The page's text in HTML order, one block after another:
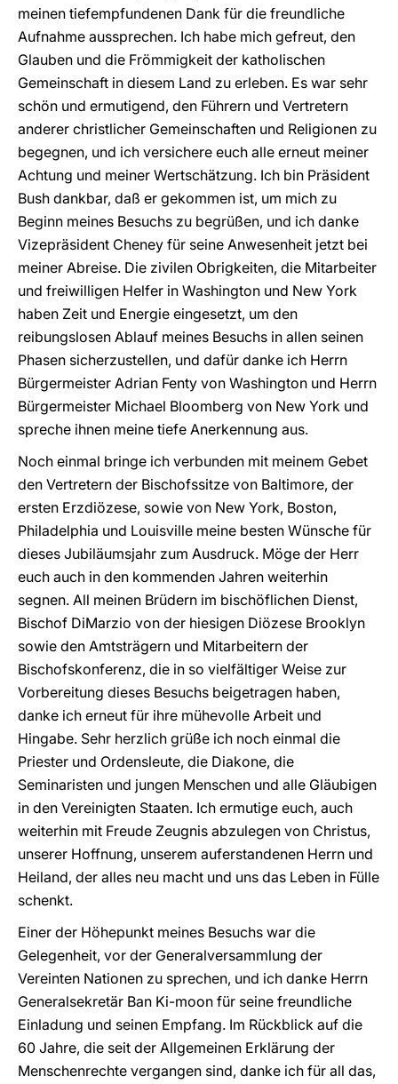
meinen tiefempfundenen Dank für die freundliche
Aufnahme aussprechen. Ich habe mich gefreut, den
Glauben und die Frömmigkeit der katholischen
Gemeinschaft in diesem Land zu erleben. Es war sehr
schön und ermutigend, den Führern und Vertretern
anderer christlicher Gemeinschaften und Religionen zu
begegnen, und ich versichere euch alle erneut meiner
Achtung und meiner Wertschätzung. Ich bin Präsident
Bush dankbar, daß er gekommen ist, um mich zu
Beginn meines Besuchs zu begrüßen, und ich danke
Vizepräsident Cheney für seine Anwesenheit jetzt bei
meiner Abreise. Die zivilen Obrigkeiten, die Mitarbeiter
und freiwilligen Helfer in Washington und New York
haben Zeit und Energie eingesetzt, um den
reibungslosen Ablauf meines Besuchs in allen seinen
Phasen sicherzustellen, und dafür danke ich Herrn
Bürgermeister Adrian Fenty von Washington und Herrn
Bürgermeister Michael Bloomberg von New York und
spreche ihnen meine tiefe Anerkennung aus.
Noch einmal bringe ich verbunden mit meinem Gebet
den Vertretern der Bischofssitze von Baltimore, der
ersten Erzdiözese, sowie von New York, Boston,
Philadelphia und Louisville meine besten Wünsche für
dieses Jubiläumsjahr zum Ausdruck. Möge der Herr
euch auch in den kommenden Jahren weiterhin
segnen. All meinen Brüdern im bischöflichen Dienst,
Bischof DiMarzio von der hiesigen Diözese Brooklyn
sowie den Amtsträgern und Mitarbeitern der
Bischofskonferenz, die in so vielfältiger Weise zur
Vorbereitung dieses Besuchs beigetragen haben,
danke ich erneut für ihre mühevolle Arbeit und
Hingabe. Sehr herzlich grüße ich noch einmal die
Priester und Ordensleute, die Diakone, die
Seminaristen und jungen Menschen und alle Gläubigen
in den Vereinigten Staaten. Ich ermutige euch, auch
weiterhin mit Freude Zeugnis abzulegen von Christus,
unserer Hoffnung, unserem auferstandenen Herrn und
Heiland, der alles neu macht und uns das Leben in Fülle
schenkt.
Einer der Höhepunkt meines Besuchs war die
Gelegenheit, vor der Generalversammlung der
Vereinten Nationen zu sprechen, und ich danke Herrn
Generalsekretär Ban Ki-moon für seine freundliche
Einladung und seinen Empfang. Im Rückblick auf die
60 Jahre, die seit der Allgemeinen Erklärung der
Menschenrechte vergangen sind, danke ich für all das,